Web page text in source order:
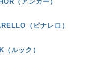
（ピナレロ）
（ルック）